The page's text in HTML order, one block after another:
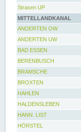
Strasen UP
MITTELLANDKANAL
ANDERTEN OW
ANDERTEN UW
BAD ESSEN
BERENBUSCH
BRAMSCHE
BROXTEN
HAHLEN
HALDENSLEBEN
HANN. LIST
HÖRSTEL